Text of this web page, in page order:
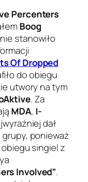
Percenters
Boog
stanowiło
Of Dropped
do obiegu
utwory na tym
. Za
MDA, I-
dał
grupy, ponieważ
singiel z
Involved”.